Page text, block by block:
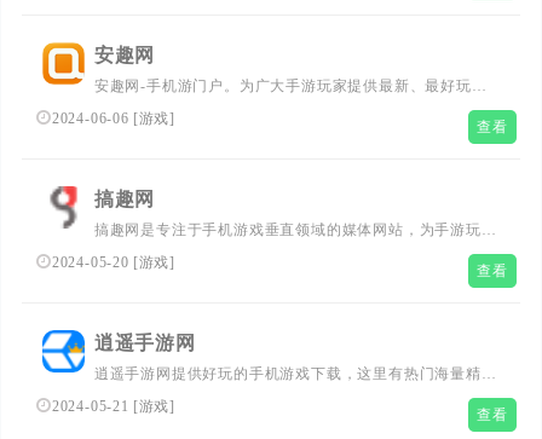
安趣网
安趣网-手机游门户。为广大手游玩家提供最新、最好玩的
手机游戏免费下载、手机游戏攻略，安卓游戏新闻、iphone
游戏新闻、ipad游戏新闻、手机游戏论坛，以及最新最全的
2024-06-06 [游戏] 查看
搞趣网
搞趣网是专注于手机游戏垂直领域的媒体网站，为手游玩家
提供最新最好玩的苹果iphone手机游戏下载、安卓游戏免费
下载，还有新鲜的手机游戏资讯、攻略、评测，以及手机网
2024-05-20 [游戏] 查看
逍遥手游网
逍遥手游网提供好玩的手机游戏下载，这里有热门海量精品
手机游戏，新热好玩的安卓游戏/iphone游戏/苹果ios/应用免
2024-05-21 [游戏] 查看